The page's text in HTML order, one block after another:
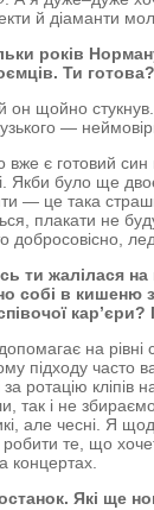
й діаманти
років
Ти готова?
щойно стукнув.
—
вже є готовий
Якби було ще
— це така
плакати не
добросовісно,
ти жалілася на
собі в кишеню
на рівні
підходу часто
за ротацію кліпів
так і не
але чесні. Я
те, що
концертах.
Які ще